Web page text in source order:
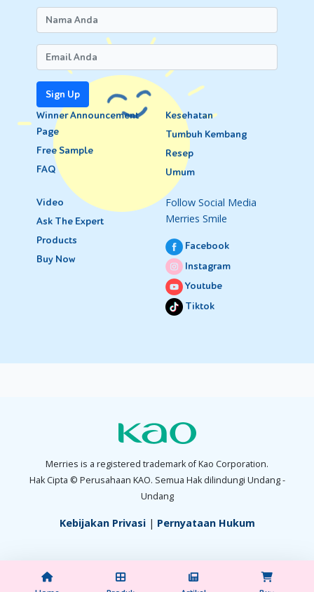
Sign Up
Winner Announcement
Page
Free Sample
FAQ
Kesehatan
Tumbuh Kembang
Resep
Umum
Video
Ask The Expert
Products
Buy Now
Follow Social Media
Merries Smile
Facebook
Instagram
Youtube
Tiktok
Merries is a registered trademark of Kao Corporation.
Hak Cipta © Perusahaan KAO. Semua Hak dilindungi Undang -
Undang
Kebijakan Privasi| Pernyataan Hukum